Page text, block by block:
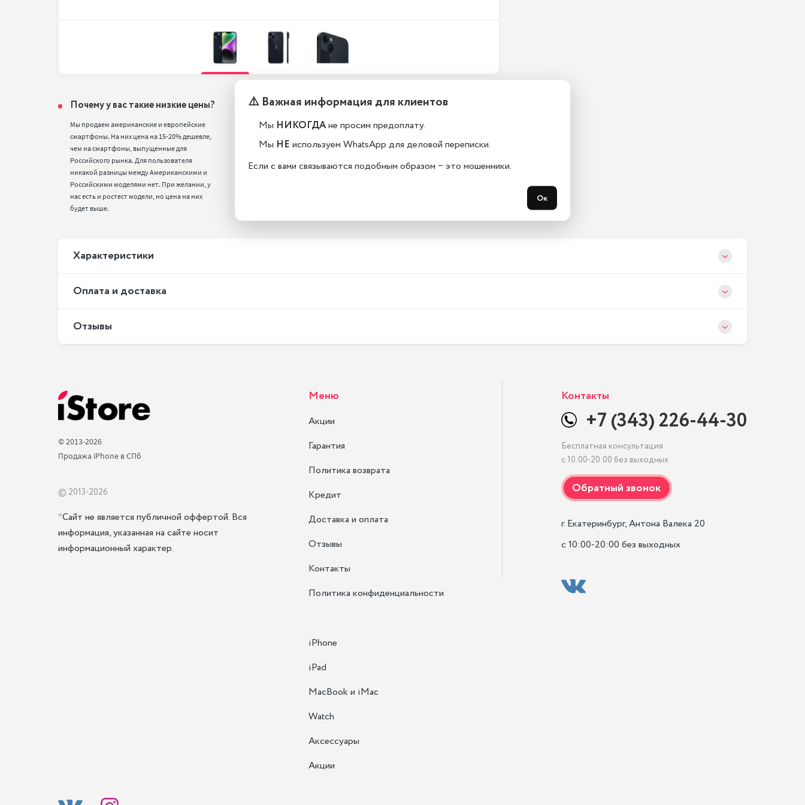
Почему у вас такие низкие цены?
Мы продаем американские и европейские
смартфоны. На них цена на 15-20% дешевле,
чем на смартфоны, выпущенные для
Российского рынка. Для пользователя
никакой разницы между Американскими и
Российскими моделями нет. При желании, у
нас есть и ростест модели, но цена на них
будет выше.
Телефоны новые или
восстановленные?
Все телефоны в ekb.istoreapple.ru
полностью оригинальные, с полной
стандартной комплектацией.
Какой срок гарантии?
На всю технику, представленную у нас на
дней. Обмен и возврат возможен в течени
Xарактеристики
Оплата и доставка
Отзывы
© 2013-2026
Продажа iPhone в СПб
© 2013-2026
*Сайт не является публичной оффертой. Вся
информация, указанная на сайте носит
информационный характер.
Меню
Акции
Гарантия
Политика возврата
Кредит
Доставка и оплата
Отзывы
Контакты
Политика конфиденциальности
iPhone
iPad
MacBook и iMac
Watch
Аксессуары
Акции
Контакты
+7 (343) 226-44-30
Бесплатная консультация
с 10:00-20:00 без выходных
г. Екатеринбург, Антона Валека 20
с 10:00-20:00 без выходных
⚠️ Важная информация для клиентов
Мы НИКОГДАне просим предоплату.
Мы НЕ используем WhatsApp для деловой переписки.
Если с вами связываются подобным образом − это мошенники.
Ок